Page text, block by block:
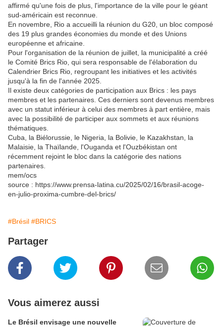
affirmé qu'une fois de plus, l'importance de la ville pour le géant
sud-américain est reconnue.
En novembre, Rio a accueilli la réunion du G20, un bloc composé
des 19 plus grandes économies du monde et des Unions
européenne et africaine.
Pour l'organisation de la réunion de juillet, la municipalité a créé
le Comité Brics Rio, qui sera responsable de l'élaboration du
Calendrier Brics Rio, regroupant les initiatives et les activités
jusqu'à la fin de l'année 2025.
Il existe deux catégories de participation aux Brics : les pays
membres et les partenaires. Ces derniers sont devenus membres
avec un statut inférieur à celui des membres à part entière, mais
avec la possibilité de participer aux sommets et aux réunions
thématiques.
Cuba, la Biélorussie, le Nigeria, la Bolivie, le Kazakhstan, la
Malaisie, la Thaïlande, l'Ouganda et l'Ouzbékistan ont
récemment rejoint le bloc dans la catégorie des nations
partenaires.
mem/ocs
source : https://www.prensa-latina.cu/2025/02/16/brasil-acoge-
en-julio-proxima-cumbre-del-brics/
#Brésil #BRICS
Partager
Vous aimerez aussi
Le Brésil envisage une nouvelle